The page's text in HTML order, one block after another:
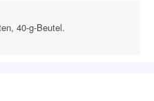
40-g-Beutel.